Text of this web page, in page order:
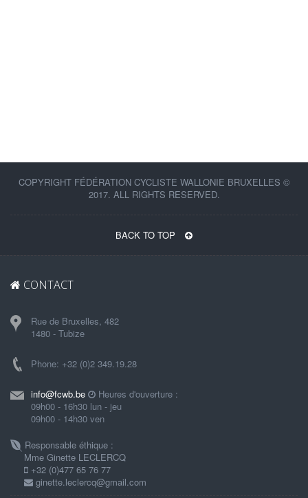
COPYRIGHT FÉDÉRATION CYCLISTE WALLONIE BRUXELLES ©
2017. ALL RIGHTS RESERVED.
BACK TO TOP
CONTACT
Rue de Bruxelles, 482
1480 - Tubize
Phone: +32 (0)2 349.19.28
info@fcwb.be
Heures d'ouverture :
09h00 - 16h30 lun - jeu
09h00 - 14h30 ven
Responsable éthique :
Mme Ginette LECLERCQ
+32 (0)477 65 76 77
ginette.leclercq@gmail.com